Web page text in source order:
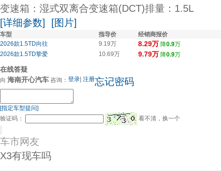
变速箱：湿式双离合变速箱(DCT)排量：1.5L
[详细参数]
[图片]
车型 指导价
经销商报价
2026款1.5TD向往
9.19万 8.29万 降0.9万
2026款1.5TD挚爱
10.69万 9.79万 降0.9万
在线答疑
向 海南开心汽车 咨询： 登录 注册忘记密码
[指定车型提问]
验证码：
看不清，换一个
车市网友
X3有现车吗